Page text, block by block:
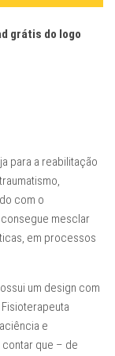
grátis do logo
para a reabilitação
com o
mesclar
em processos
um design com
e
contar que – de